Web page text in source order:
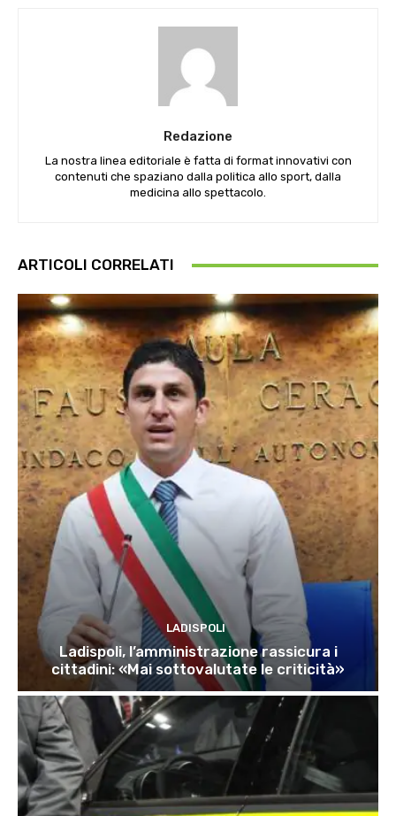
Redazione
La nostra linea editoriale è fatta di format innovativi con
contenuti che spaziano dalla politica allo sport, dalla
medicina allo spettacolo.
ARTICOLI CORRELATI
LADISPOLI
Ladispoli, l’amministrazione rassicura i
cittadini: «Mai sottovalutate le criticità»